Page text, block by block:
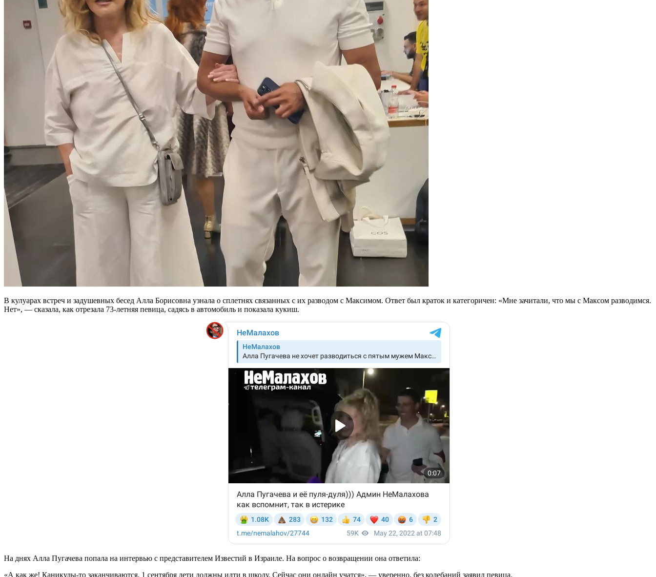
В кулуарах встреч и задушевных бесед Алла Борисовна узнала о сплетнях связанных с их разводом с Максимом. Ответ был краток и категоричен: «Мне зачитали, что мы с Максом разводимся.
Нет», — сказала, как отрезала 73-летняя певица, садясь в автомобиль и показала кукиш.
На днях Алла Пугачева попала на интервью с представителем Известий в Израиле. На вопрос о возвращении она ответила:
«А как же! Каникулы-то заканчиваются. 1 сентября дети должны идти в школу. Сейчас они онлайн учатся», — уверенно, без колебаний заявил певица.